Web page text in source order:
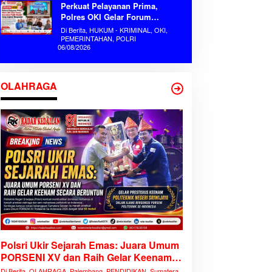
Perkuat Pelayanan Prima,
Polres OKI Gelar Forum
Konsultasi Publik Mandiri Serap
Aspirasi Masyarakat
Di Berita, HUKUM - KRIMINAL, OKI,
PEMERINTAHAN, POLRI
06/08/2026
OLAHRAGA
Polsri Ukir Sejarah Emas: Juara Umum
PORSENI XV dan Raih Gelar Keenam